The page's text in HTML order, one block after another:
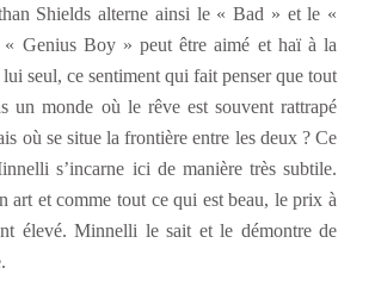
Shields alterne ainsi le « Bad » et le «
Genius Boy » peut être aimé et haï à la
seul, ce sentiment qui fait penser que tout
un monde où le rêve est souvent rattrapé
où se situe la frontière entre les deux ? Ce
s’incarne ici de manière très subtile.
art et comme tout ce qui est beau, le prix à
élevé. Minnelli le sait et le démontre de